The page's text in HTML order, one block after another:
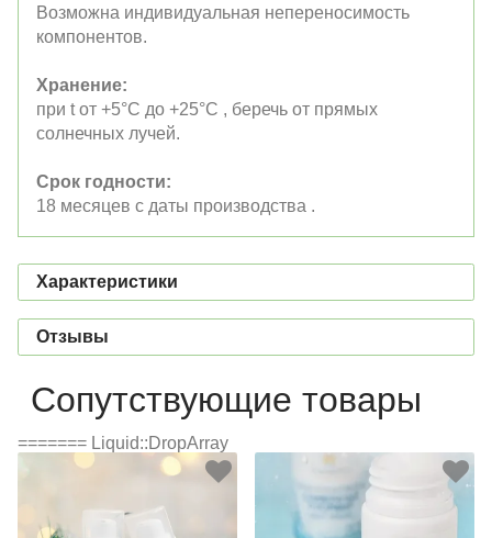
Возможна индивидуальная непереносимость
компонентов.
Хранение:
при t от +5°C до +25°C , беречь от прямых
солнечных лучей.
Срок годности:
18 месяцев с даты производства .
Характеристики
Отзывы
Сопутствующие товары
======= Liquid::DropArray